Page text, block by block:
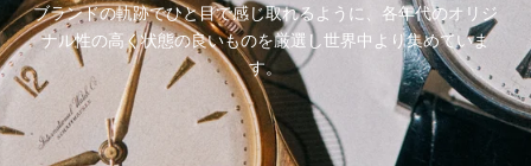
ブランドの軌跡でひと目で感じ取れるように、各年代のオリジ
ナル性の高く状態の良いものを厳選し世界中より集めていま
す。